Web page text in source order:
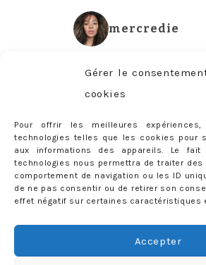
Gérer le
cookies
Pour offrir les meilleures
technologies telles que les cookies pour
aux informations des appareils. Le
technologies nous permettra de traiter
comportement de navigation ou les ID
de ne pas consentir ou de retirer son
effet négatif sur certaines caractéristiques
Accepter
mercredie